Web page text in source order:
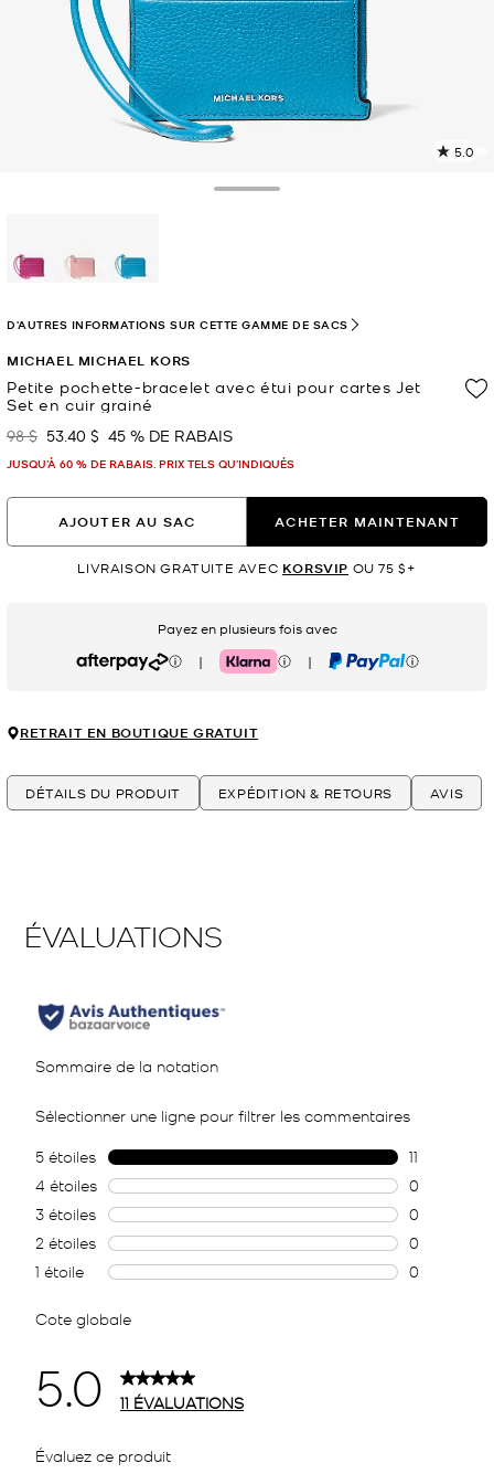
5.0
MICHAEL MICHAEL KORS
Petite pochette-bracelet avec étui pour cartes Jet
Set en cuir grainé
était
98 $ maintenant
53.40 $ 45 % DE RABAIS
JUSQU’À 60 % DE RABAIS. PRIX TELS QU'INDIQUÉS
D'AUTRES INFORMATIONS SUR CETTE GAMME DE SACS
AJOUTER AU SAC ACHETER MAINTENANT
LIVRAISON GRATUITE AVEC KORSVIP OU 75 $+
Payez en plusieurs fois avec
Afterpay | Klarna | PayPal
RETRAIT EN BOUTIQUE GRATUIT
DÉTAILS DU PRODUIT EXPÉDITION & RETOURS AVIS